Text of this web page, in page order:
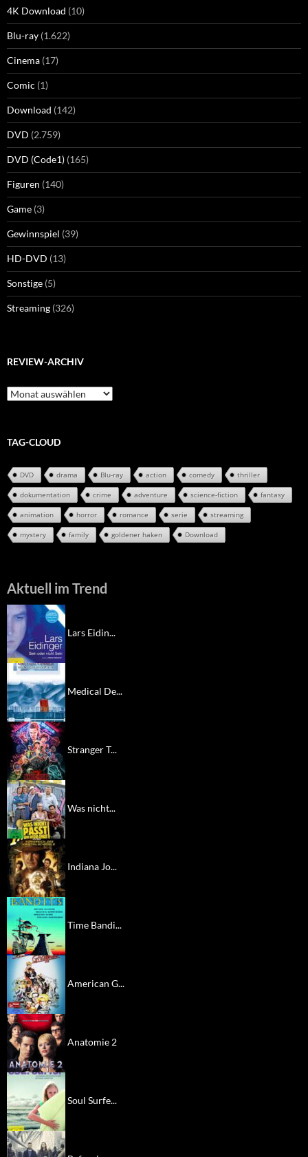
4K Download (10)
Blu-ray (1.622)
Cinema (17)
Comic (1)
Download (142)
DVD (2.759)
DVD (Code1) (165)
Figuren (140)
Game (3)
Gewinnspiel (39)
HD-DVD (13)
Sonstige (5)
Streaming (326)
REVIEW-ARCHIV
Review-
Archiv
TAG-CLOUD
DVD drama Blu-ray action comedy thriller
dokumentation crime adventure science-fiction fantasy
animation horror romance serie streaming
mystery family goldener haken Download
Aktuell im Trend
Lars Eidin...
Medical De...
Stranger T...
Was nicht...
Indiana Jo...
Time Bandi...
American G...
Anatomie 2
Soul Surfe...